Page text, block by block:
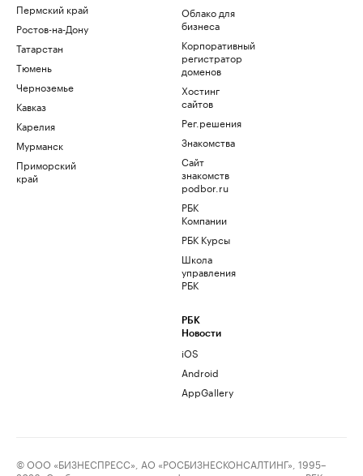
Пермский край
Ростов-на-Дону
Татарстан
Тюмень
Черноземье
Кавказ
Карелия
Мурманск
Приморский
край
Облако для
бизнеса
Корпоративный
регистратор
доменов
Хостинг
сайтов
Рег.решения
Знакомства
Сайт
знакомств
podbor.ru
РБК
Компании
РБК Курсы
Школа
управления
РБК
РБК
Новости
iOS
Android
AppGallery
© ООО «БИЗНЕСПРЕСС», АО «РОСБИЗНЕСКОНСАЛТИНГ», 1995–